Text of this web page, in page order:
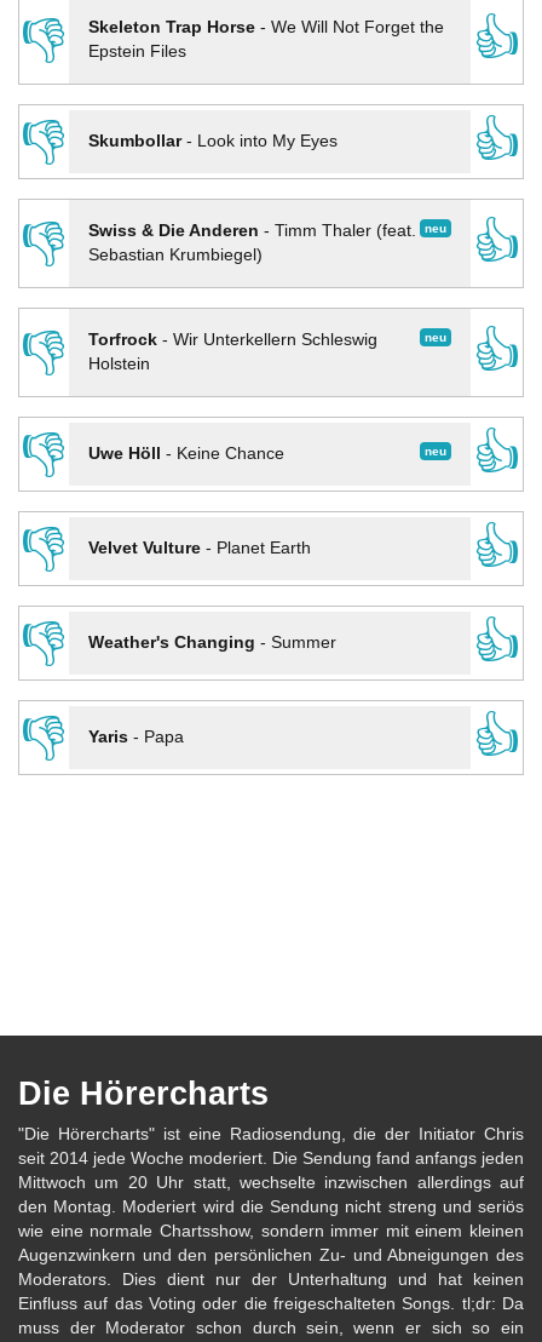
👎
Skeleton Trap Horse- We Will Not Forget the
Epstein Files
👍
👎
Skumbollar- Look into My Eyes
👍
👎
neu
Swiss & Die Anderen - Timm Thaler (feat.
Sebastian Krumbiegel)
👍
👎 neu
Torfrock- Wir Unterkellern Schleswig
Holstein
👍
👎
neu
Uwe Höll - Keine Chance
👍
👎
Velvet Vulture- Planet Earth
👍
👎
Weather's Changing - Summer
👍
👎
Yaris- Papa 👍
Die Hörercharts
"Die Hörercharts" ist eine Radiosendung, die der Initiator Chris
seit 2014 jede Woche moderiert. Die Sendung fand anfangs jeden
Mittwoch um 20 Uhr statt, wechselte inzwischen allerdings auf
den Montag. Moderiert wird die Sendung nicht streng und seriös
wie eine normale Chartsshow, sondern immer mit einem kleinen
Augenzwinkern und den persönlichen Zu- und Abneigungen des
Moderators. Dies dient nur der Unterhaltung und hat keinen
Einfluss auf das Voting oder die freigeschalteten Songs. tl;dr: Da
muss der Moderator schon durch sein, wenn er sich so ein